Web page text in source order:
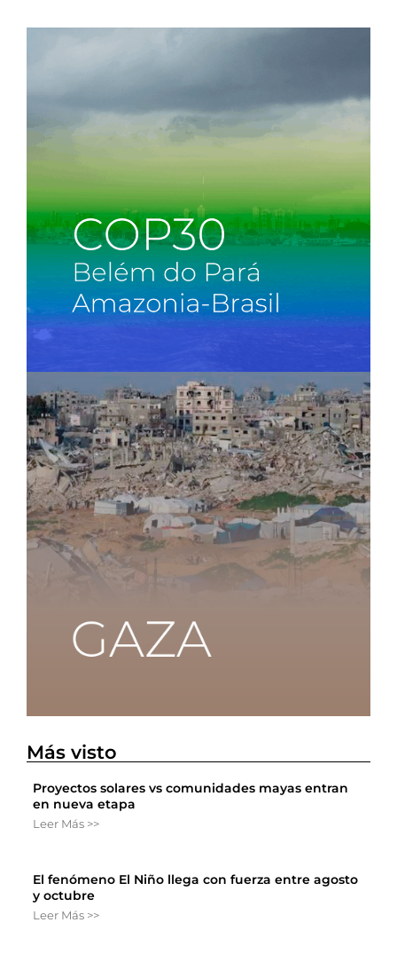
Más visto
Proyectos solares vs comunidades mayas entran
en nueva etapa
Leer Más >>
El fenómeno El Niño llega con fuerza entre agosto
y octubre
Leer Más >>